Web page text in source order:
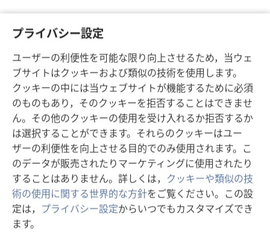
プライバシー設定
ユーザーの利便性を可能な限り向上させるため，当ウェ
ブサイトはクッキーおよび類似の技術を使用します。
クッキーの中には当ウェブサイトが機能するために必須
のものもあり，そのクッキーを拒否することはできませ
ん。その他のクッキーの使用を受け入れるか拒否するか
は選択することができます。それらのクッキーはユー
ザーの利便性を向上させる目的でのみ使用されます。こ
のデータが販売されたりマーケティングに使用されたり
することはありません。詳しくは， クッキーや類似の技
術の使用に関する世界的な方針をご覧ください。この設
定は， プライバシー設定からいつでもカスタマイズでき
ます。
戻る
この出版物のコピーライト
Copyright©2026Watch Tower Bible and Tract Society of
Pennsylvania.
利用規約|プライバシーに関する方針|プライバシー設定